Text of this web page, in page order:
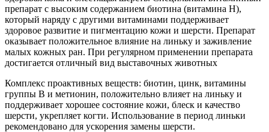
препарат с высоким содержанием биотина (витамина H),
который наряду с другими витаминами поддерживает
здоровое развитие и пигментацию кожи и шерсти. Препарат
оказывает положительное влияние на линьку и заживление
малых кожных ран. При регулярном применении препарата
достигается отличный вид выставочных животных
Комплекс проактивных веществ: биотин, цинк, витамины
группы В и метионин, положительно влияет на линьку и
поддерживает хорошее состояние кожи, блеск и качество
шерсти, укрепляет когти. Использование в период линьки
рекомендовано для ускорения замены шерсти.